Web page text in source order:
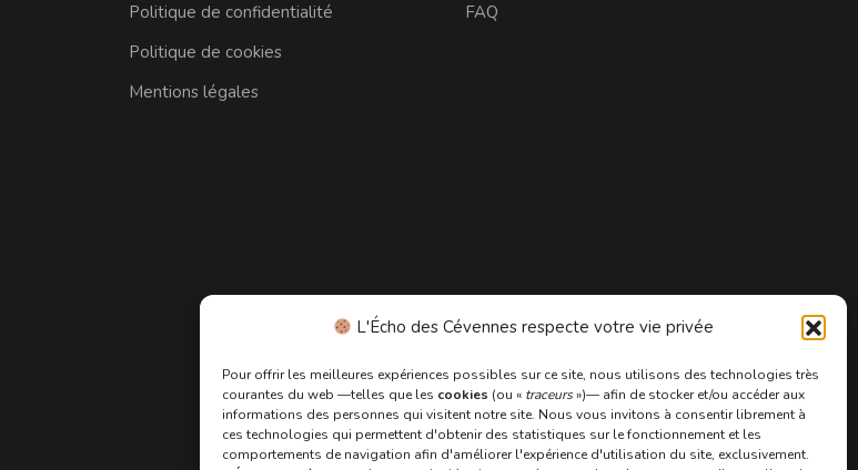
L'Écho des Cévennes respecte votre vie privée
Pour offrir les meilleures expériences possibles sur ce site, nous utilisons des technologies très
courantes du web —telles que les cookies (ou « traceurs»)— afin de stocker et/ou accéder aux
informations des personnes qui visitent notre site. Nous vous invitons à consentir librement à
ces technologies qui permettent d'obtenir des statistiques sur le fonctionnement et les
comportements de navigation afin d'améliorer l'expérience d'utilisation du site, exclusivement.
Politique de confidentialité
Politique de cookies
Mentions légales
FAQ